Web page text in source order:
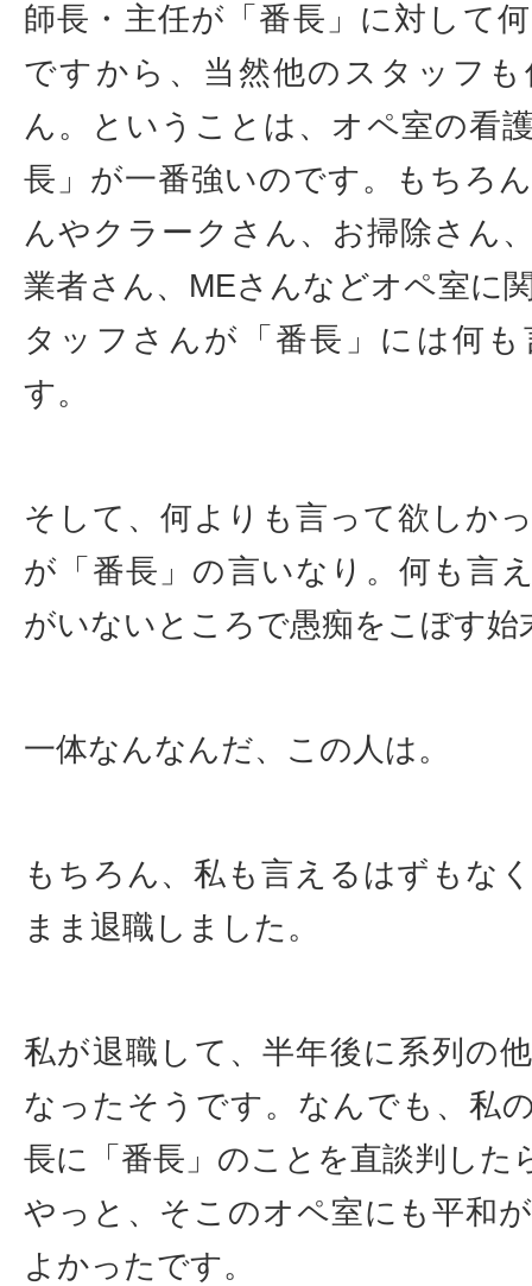
師長・主任が「番長」に対して
ですから、当然他のスタッフ
ん。ということは、オペ室の看
長」が一番強いのです。もちろ
んやクラークさん、お掃除さん
業者さん、MEさんなどオペ室に
タッフさんが「番長」には何
す。
そして、何よりも言って欲しか
が「番長」の言いなり。何も言
がいないところで愚痴をこぼす始
一体なんなんだ、この人は。
もちろん、私も言えるはずもな
まま退職しました。
私が退職して、半年後に系列の
なったそうです。なんでも、私
長に「番長」のことを直談判した
やっと、そこのオペ室にも平和
よかったです。